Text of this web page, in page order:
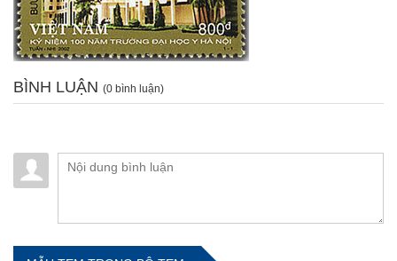
BÌNH LUẬN (0 bình luận)